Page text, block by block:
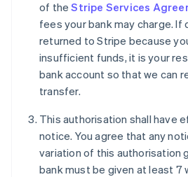
of theStripe Services
fees your bank may charge.
returned to Stripe because
insufficient funds, it is your
bank account so that we can
transfer.
This authorisation shall have
notice. You agree that any
variation of this authorisation
bank must be given at least 7
Fastlandskina
简体中文English
Finland
Frankrike
FrançaisEnglish
Förenade Arabemiraten
Gibraltar
English
Grekland
English